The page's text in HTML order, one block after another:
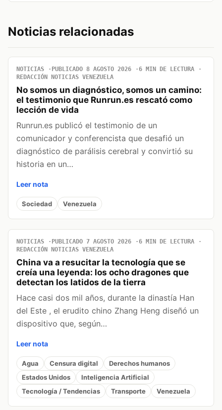
Noticias relacionadas
NOTICIAS PUBLICADO 8 AGOSTO 2026
6 MIN DE LECTURA
REDACCIÓN NOTICIAS VENEZUELA
No somos un diagnóstico, somos un camino:
el testimonio que Runrun.es rescató como
lección de vida
Runrun.es publicó el testimonio de un
comunicador y conferencista que desafió un
diagnóstico de parálisis cerebral y convirtió su
historia en un…
Leer nota
Sociedad Venezuela
NOTICIAS PUBLICADO 7 AGOSTO 2026
6 MIN DE LECTURA
REDACCIÓN NOTICIAS VENEZUELA
China va a resucitar la tecnología que se
creía una leyenda: los ocho dragones que
detectan los latidos de la tierra
Hace casi dos mil años, durante la dinastía Han
del Este , el erudito chino Zhang Heng diseñó un
dispositivo que, según…
Leer nota
Agua Censura digital
Derechos humanos
Estados Unidos
Inteligencia Artificial
Tecnología / Tendencias
Transporte Venezuela